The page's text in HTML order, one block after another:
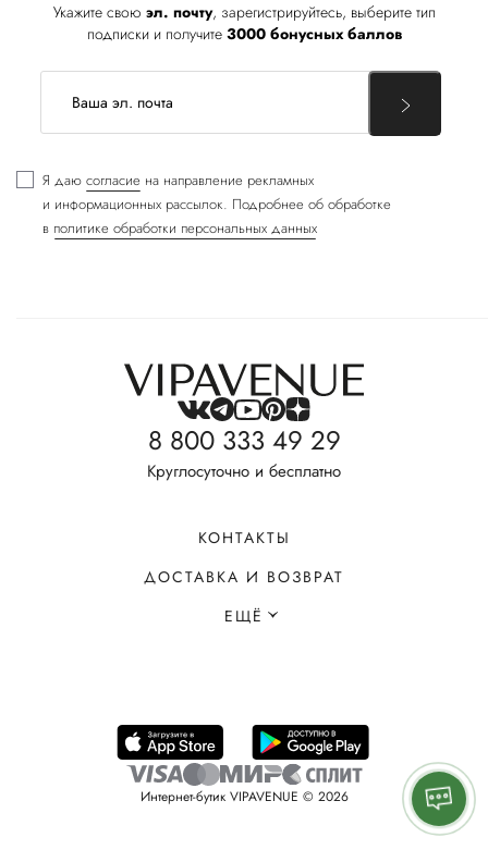
Укажите свою эл. почту, зарегистрируйтесь, выберите тип
подписки и получите 3000 бонусных баллов
Я даю согласие на направление рекламных
и информационных рассылок. Подробнее об обработке
в политике обработки персональных данных
8 800 333 49 29
Круглосуточно и бесплатно
КОНТАКТЫ
ДОСТАВКА И ВОЗВРАТ
ЕЩЁ
Интернет-бутик VIPAVENUE © 2026